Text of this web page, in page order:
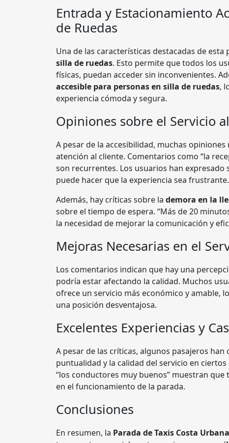
Entrada y Estacionamiento
de Ruedas
Una de las características destacadas de esta
silla de ruedas. Esto permite que todos los
físicas, puedan acceder sin inconvenientes.
accesible para personas en silla de ruedas,
experiencia cómoda y segura.
Opiniones sobre el Servicio
A pesar de la accesibilidad, muchas
atención al cliente. Comentarios como “la
son recurrentes. Los usuarios han
puede hacer que la experiencia sea frustrante.
Además, hay críticas sobre la demora en la
sobre el tiempo de espera. “Más de 20
la necesidad de mejorar la comunicación y
Mejoras Necesarias en el
Los comentarios indican que hay una
podría estar afectando la calidad. Muchos
ofrece un servicio más económico y amable,
una posición desventajosa.
Excelentes Experiencias y
A pesar de las críticas, algunos pasajeros
puntualidad y la calidad del servicio en
“los conductores muy buenos” muestran
en el funcionamiento de la parada.
Conclusiones
En resumen, la Parada de Taxis Costa Urbana